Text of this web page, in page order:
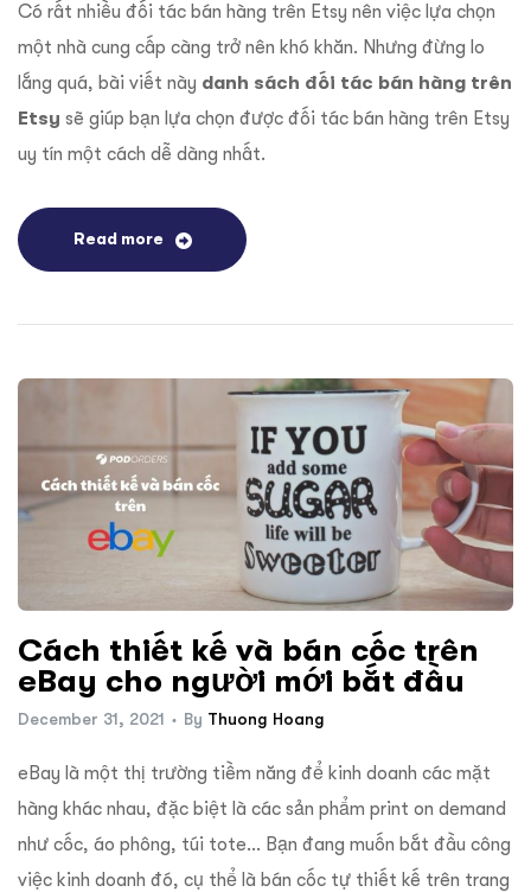
Có rất nhiều đối tác bán hàng trên Etsy nên việc lựa chọn
một nhà cung cấp càng trở nên khó khăn. Nhưng đừng lo
lắng quá, bài viết này danh sách đối tác bán hàng trên
Etsy sẽ giúp bạn lựa chọn được đối tác bán hàng trên Etsy
uy tín một cách dễ dàng nhất.
Read more
Cách thiết kế và bán cốc trên
eBay cho người mới bắt đầu
December 31, 2021 By Thuong Hoang
eBay là một thị trường tiềm năng để kinh doanh các mặt
hàng khác nhau, đặc biệt là các sản phẩm print on demand
như cốc, áo phông, túi tote… Bạn đang muốn bắt đầu công
việc kinh doanh đó, cụ thể là bán cốc tự thiết kế trên trang